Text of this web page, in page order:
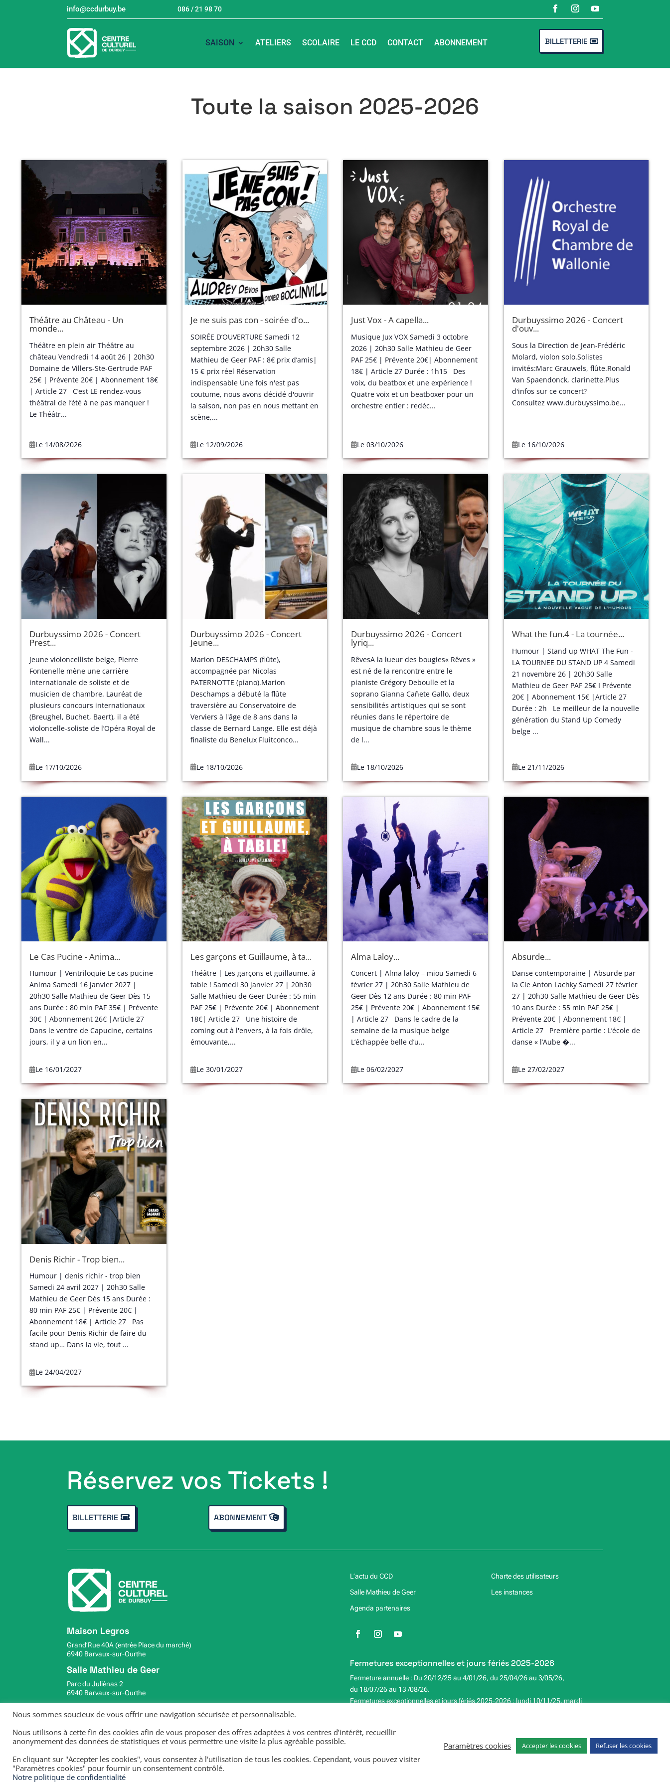
info@ccdurbuy.be 086 / 21 98 70
SAISON ATELIERS SCOLAIRE LE CCD CONTACT ABONNEMENT BILLETTERIE
Toute la saison 2025-2026
Théâtre au Château - Un
monde...
Théâtre en plein air Théâtre au
château Vendredi 14 août 26 | 20h30
Domaine de Villers-Ste-Gertrude PAF
25€ | Prévente 20€ | Abonnement 18€
| Article 27 C’est LE rendez-vous
théâtral de l’été à ne pas manquer !
Le Théâtr...
Le 14/08/2026
Je ne suis pas con - soirée d'o...
SOIRÉE D’OUVERTURE Samedi 12
septembre 2026 | 20h30 Salle
Mathieu de Geer PAF : 8€ prix d’amis|
15 € prix réel Réservation
indispensable Une fois n'est pas
coutume, nous avons décidé d'ouvrir
la saison, non pas en nous mettant en
scène,...
Le 12/09/2026
Just Vox - A capella...
Musique Jux VOX Samedi 3 octobre
2026 | 20h30 Salle Mathieu de Geer
PAF 25€ | Prévente 20€| Abonnement
18€ | Article 27 Durée : 1h15 Des
voix, du beatbox et une expérience !
Quatre voix et un beatboxer pour un
orchestre entier : redéc...
Le 03/10/2026
Durbuyssimo 2026 - Concert
d'ouv...
Sous la Direction de Jean-Frédéric
Molard, violon solo.Solistes
invités:Marc Grauwels, flûte.Ronald
Van Spaendonck, clarinette.Plus
d'infos sur ce concert?
Consultez www.durbuyssimo.be...
Le 16/10/2026
Durbuyssimo 2026 - Concert
Prest...
Jeune violoncelliste belge, Pierre
Fontenelle mène une carrière
internationale de soliste et de
musicien de chambre. Lauréat de
plusieurs concours internationaux
(Breughel, Buchet, Baert), il a été
violoncelle-soliste de l’Opéra Royal de
Wall...
Le 17/10/2026
Durbuyssimo 2026 - Concert
Jeune...
Marion DESCHAMPS (flûte),
accompagnée par Nicolas
PATERNOTTE (piano).Marion
Deschamps a débuté la flûte
traversière au Conservatoire de
Verviers à l'âge de 8 ans dans la
classe de Bernard Lange. Elle est déjà
finaliste du Benelux Fluitconco...
Le 18/10/2026
Durbuyssimo 2026 - Concert
lyriq...
RêvesA la lueur des bougies« Rêves »
est né de la rencontre entre le
pianiste Grégory Deboulle et la
soprano Gianna Cañete Gallo, deux
sensibilités artistiques qui se sont
réunies dans le répertoire de
musique de chambre sous le thème
de l...
Le 18/10/2026
What the fun.4 - La tournée...
Humour | Stand up WHAT The Fun -
LA TOURNEE DU STAND UP 4 Samedi
21 novembre 26 | 20h30 Salle
Mathieu de Geer PAF 25€ I Prévente
20€ | Abonnement 15€ |Article 27
Durée : 2h Le meilleur de la nouvelle
génération du Stand Up Comedy
belge ...
Le 21/11/2026
Le Cas Pucine - Anima...
Humour | Ventriloquie Le cas pucine -
Anima Samedi 16 janvier 2027 |
20h30 Salle Mathieu de Geer Dès 15
ans Durée : 80 min PAF 35€ | Prévente
30€ | Abonnement 26€ |Article 27
Dans le ventre de Capucine, certains
jours, il y a un lion en...
Le 16/01/2027
Les garçons et Guillaume, à ta...
Théâtre | Les garçons et guillaume, à
table ! Samedi 30 janvier 27 | 20h30
Salle Mathieu de Geer Durée : 55 min
PAF 25€ | Prévente 20€ | Abonnement
18€| Article 27 Une histoire de
coming out à l'envers, à la fois drôle,
émouvante,...
Le 30/01/2027
Alma Laloy...
Concert | Alma laloy – miou Samedi 6
février 27 | 20h30 Salle Mathieu de
Geer Dès 12 ans Durée : 80 min PAF
25€ | Prévente 20€ | Abonnement 15€
| Article 27 Dans le cadre de la
semaine de la musique belge
L’échappée belle d’u...
Le 06/02/2027
Absurde...
Danse contemporaine | Absurde par
la Cie Anton Lachky Samedi 27 février
27 | 20h30 Salle Mathieu de Geer Dès
10 ans Durée : 55 min PAF 25€ |
Prévente 20€ | Abonnement 18€ |
Article 27 Première partie : L’école de
danse « l’Aube �...
Le 27/02/2027
Denis Richir - Trop bien...
Humour | denis richir - trop bien
Samedi 24 avril 2027 | 20h30 Salle
Mathieu de Geer Dès 15 ans Durée :
80 min PAF 25€ | Prévente 20€ |
Abonnement 18€ | Article 27 Pas
facile pour Denis Richir de faire du
stand up… Dans la vie, tout ...
Le 24/04/2027
Réservez vos Tickets !
BILLETTERIE ABONNEMENT
Maison Legros
Grand’Rue 40A (entrée Place du marché)
6940 Barvaux-sur-Ourthe
Salle Mathieu de Geer
Parc du Juliénas 2
6940 Barvaux-sur-Ourthe
info@ccdurbuy.be
086 / 21 98 70
L’actu du CCD
Salle Mathieu de Geer
Agenda partenaires
Charte des utilisateurs
Les instances
Fermetures exceptionnelles et jours fériés 2025-2026
Fermeture annuelle : Du 20/12/25 au 4/01/26, du 25/04/26 au 3/05/26,
du 18/07/26 au 13 /08/26.
Fermetures exceptionnelles et jours fériés 2025-2026 : lundi 10/11/25, mardi
Numéro d’entreprise : 447.201.375 –Mentions légales
Nous sommes soucieux de vous offrir une navigation sécurisée et personnalisable.
Nous utilisons à cette fin des cookies afin de vous proposer des offres adaptées à vos centres d’intérêt, recueillir
anonymement des données de statistiques et vous permettre une visite la plus agréable possible.
En cliquant sur "Accepter les cookies", vous consentez à l'utilisation de tous les cookies. Cependant, vous pouvez visiter
"Paramètres cookies" pour fournir un consentement contrôlé.
Notre politique de confidentialité
Paramètres cookies Accepter les cookies Refuser les cookies